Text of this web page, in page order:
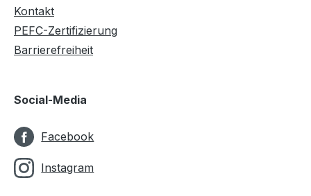
Kontakt
PEFC-Zertifizierung
Barrierefreiheit
Social-Media
Facebook
Instagram